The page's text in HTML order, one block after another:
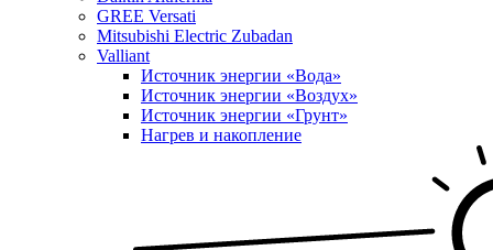
GREE Versati
Mitsubishi Electric Zubadan
Valliant
Источник энергии «Вода»
Источник энергии «Воздух»
Источник энергии «Грунт»
Нагрев и накопление